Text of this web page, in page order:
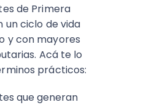
de Primera
ciclo de vida
y con mayores
Acá te lo
prácticos:
que generan